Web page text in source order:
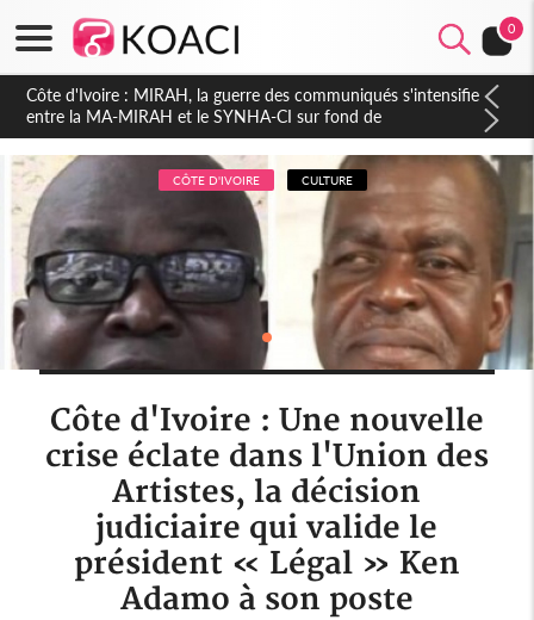
0
Côte d'Ivoire : Indépendance 2026, Thiam plaide pour un
environnement démocratique plus apaisé
CÔTE D'IVOIRE CULTURE
Côte d'Ivoire : Une nouvelle
crise éclate dans l'Union des
Artistes, la décision
judiciaire qui valide le
président « Légal » Ken
Adamo à son poste